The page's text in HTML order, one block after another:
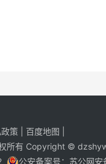
策 百度地图
所有 Copyright ©
公安备案号： 苏公网